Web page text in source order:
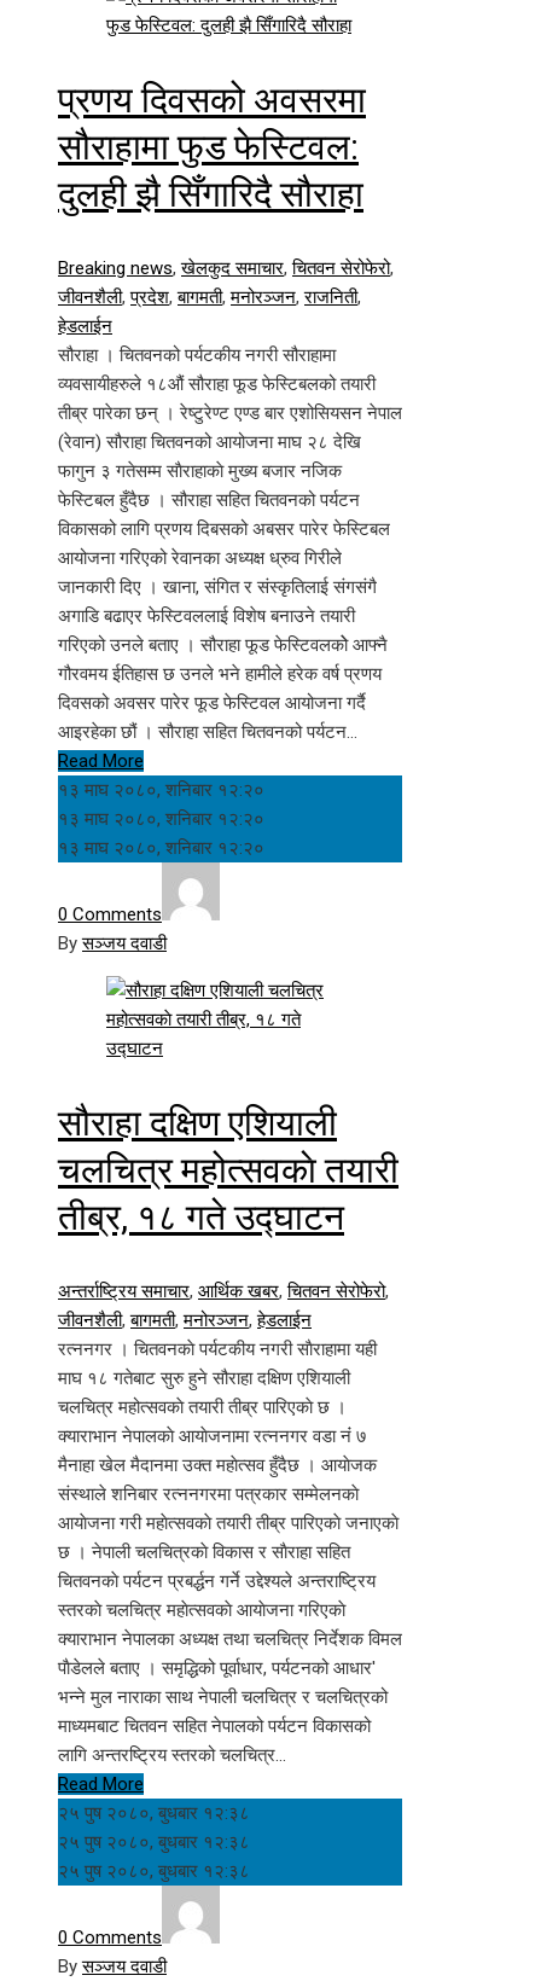
प्रणय दिवसको अवसरमा
सौराहामा फुड फेस्टिवल:
दुलही झै सिँगारिदै सौराहा
Breaking news,खेलकुद समाचार,चितवन सेरोफेरो,
जीवनशैली,प्रदेश,बागमती,मनोरञ्जन,राजनिती,
हेडलाईन
सौराहा । चितवनको पर्यटकीय नगरी सौराहामा
व्यवसायीहरुले १८औं सौराहा फूड फेस्टिबलको तयारी
तीब्र पारेका छन् । रेष्टुरेण्ट एण्ड बार एशोसियसन नेपाल
(रेवान) सौराहा चितवनको आयोजना माघ २८ देखि
फागुन ३ गतेसम्म साैराहाकाे मुख्य बजार नजिक
फेस्टिबल हुँदैछ । सौराहा सहित चितवनको पर्यटन
विकासको लागि प्रणय दिबसको अबसर पारेर फेस्टिबल
आयोजना गरिएको रेवानका अध्यक्ष ध्रुव गिरीले
जानकारी दिए । खाना, संगित र संस्कृतिलाई संगसंगै
अगाडि बढाएर फेस्टिवललाई विशेष बनाउने तयारी
गरिएको उनले बताए । सौराहा फूड फेस्टिवलकोे आफ्नै
गौरवमय ईतिहास छ उनले भने हामीले हरेक वर्ष प्रणय
दिवसको अवसर पारेर फूड फेस्टिवल आयोजना गर्दै
आइरहेका छौं । सौराहा सहित चितवनको पर्यटन…
Read More
१३ माघ २०८०, शनिबार १२:२०
१३ माघ २०८०, शनिबार १२:२०
१३ माघ २०८०, शनिबार १२:२०
0 Comments
Byसञ्जय दवाडी
सौराहा दक्षिण एशियाली
चलचित्र महोत्सवकाे तयारी
तीब्र, १८ गते उद्घाटन
अन्तर्राष्ट्रिय समाचार, आर्थिक खबर,चितवन सेरोफेरो,
जीवनशैली,बागमती,मनोरञ्जन,हेडलाईन
रत्ननगर । चितवनकाे पर्यटकीय नगरी साैराहामा यही
माघ १८ गतेबाट सुरु हुने सौराहा दक्षिण एशियाली
चलचित्र महोत्सवकाे तयारी तीब्र पारिएकाे छ ।
क्याराभान नेपालकाे आयाेजनामा रत्ननगर वडा नंं ७
मैनाहा खेल मैदानमा उक्त महाेत्सव हुँदैछ । आयाेजक
संस्थाले शनिबार रत्ननगरमा पत्रकार सम्मेलनकाे
आयाेजना गरी महाेत्सवकाे तयारी तीब्र पारिएकाे जनाएकाे
छ । नेपाली चलचित्रकाे विकास र साैराहा सहित
चितवनकाे पर्यटन प्रबर्द्धन गर्ने उद्देश्यले अन्तराष्ट्रिय
स्तरकाे चलचित्र महाेत्सवकाे आयाेजना गरिएकाे
क्याराभान नेपालका अध्यक्ष तथा चलचित्र निर्देशक विमल
पाैडेलले बताए । समृद्धिको पूर्वाधार, पर्यटनको आधार'
भन्ने मुल नाराका साथ नेपाली चलचित्र र चलचित्रको
माध्यमबाट चितवन सहित नेपालको पर्यटन विकासको
लागि अन्तरष्ट्रिय स्तरको चलचित्र…
Read More
२५ पुष २०८०, बुधबार १२:३८
२५ पुष २०८०, बुधबार १२:३८
२५ पुष २०८०, बुधबार १२:३८
0 Comments
Byसञ्जय दवाडी